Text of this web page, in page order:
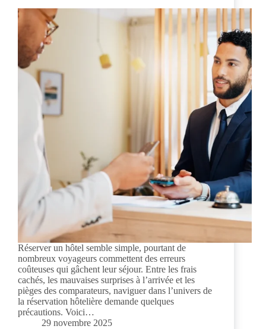
Réserver un hôtel semble simple, pourtant de
nombreux voyageurs commettent des erreurs
coûteuses qui gâchent leur séjour. Entre les frais
cachés, les mauvaises surprises à l’arrivée et les
pièges des comparateurs, naviguer dans l’univers de
la réservation hôtelière demande quelques
précautions. Voici…
29 novembre 2025